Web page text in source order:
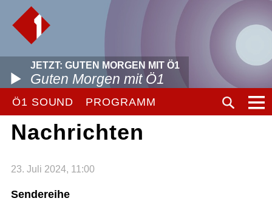
JETZT: GUTEN MORGEN MIT Ö1
Guten Morgen mit Ö1
Ö1 SOUND PROGRAMM
Nachrichten
23. Juli 2024, 11:00
Sendereihe